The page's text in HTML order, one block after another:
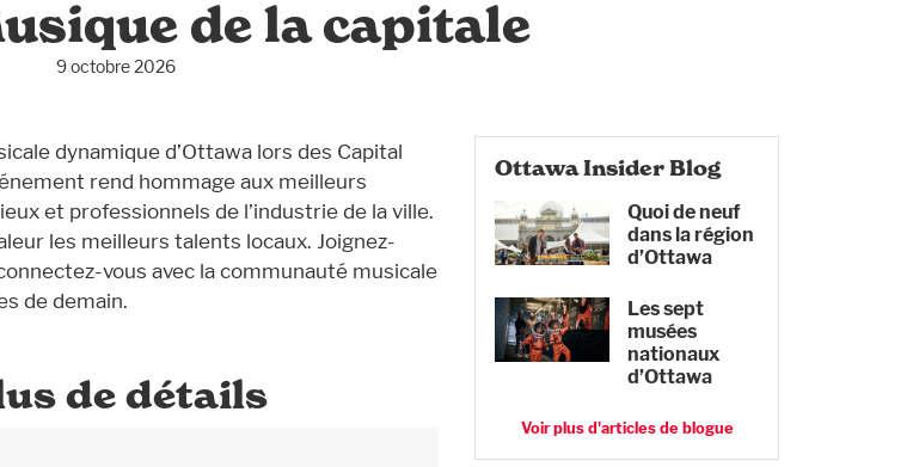
de la capitale
9 octobre 2026
dynamique d’Ottawa lors des Capital
rend hommage aux meilleurs
et professionnels de l’industrie de la ville.
les meilleurs talents locaux. Joignez-
vous avec la communauté musicale
de demain.
de détails
Ottawa Insider Blog
Quoi de neuf
dans la région
d’Ottawa
Les sept
musées
nationaux
d’Ottawa
Voir plus d'articles de blogue